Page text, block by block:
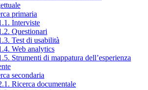
primaria
Interviste
Questionari
Test di usabilità
Web analytics
Strumenti di mappatura dell’esperienza
secondaria
Ricerca documentale